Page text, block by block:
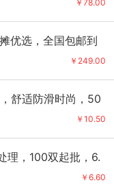
￥78.00
优选，全国包邮到
￥249.00
舒适防滑时尚，50
￥10.50
理，100双起批，6.
￥6.60